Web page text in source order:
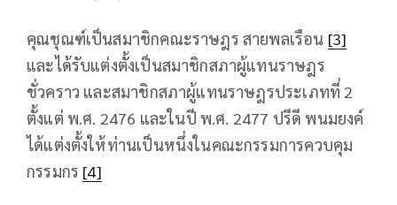
คุณชุณฑ์เป็นสมาชิกคณะราษฎร สายพลเรือน [3]
และได้รับแต่งตั้งเป็นสมาชิกสภาผู้แทนราษฎร
ชั่วคราว และสมาชิกสภาผู้แทนราษฎรประเภทที่ 2
ตั้งแต่ พ.ศ. 2476 และในปี พ.ศ. 2477 ปรีดี พนมยงค์
ได้แต่งตั้งให้ท่านเป็นหนึ่งในคณะกรรมการควบคุม
กรรมกร [4]